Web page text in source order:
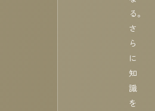
る。
さ
ら
に
知
識
を